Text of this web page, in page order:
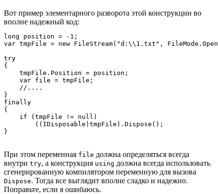
Вот пример элементарного разворота этой конструкции во
вполне надежный код:
long position = -1;
var tmpFile = new FileStream("d:\\1.txt",
try
{
    tmpFile.Position = position;
    var file = tmpFile;
    //....
}
finally
{
    if (tmpFile != null)
        ((IDisposable)tmpFile).Dispose();
При этом переменная file должна определяться всегда
внутри try, а конструкция using должна всегда использовать
сгенерированную компилятором переменную для вызова
Dispose. Тогда все выглядит вполне сладко и надежно.
Поправьте, если я ошибаюсь.